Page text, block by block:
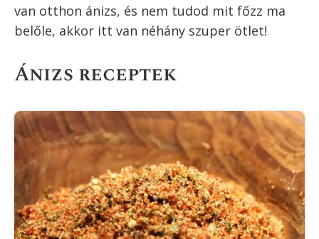
van otthon ánizs, és nem tudod mit főzz ma
belőle, akkor itt van néhány szuper ötlet!
Ánizs receptek